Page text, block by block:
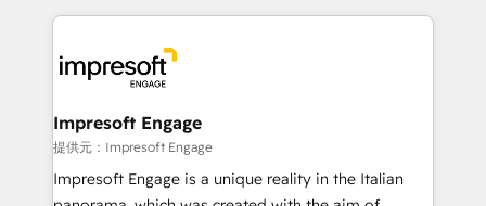
business with HubSpot? Let Cebra’s experts help
you grow faster, smarter, and with impact.
experiences. To us, technology is more than just
and—most importantly—simple. That’s why we lean
into bold ideas and shape them into thoughtful
products and strategies that actually make a
difference.
Impresoft Engage
提供元：Impresoft Engage
Impresoft Engage is a unique reality in the Italian